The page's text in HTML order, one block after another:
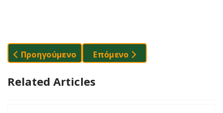
Προηγούμενο Άρθρο: Τα Δικαιώματα Του
Προηγούμενο Επόμενο Άρθρο: Ένας
Επόμενο
Related Articles